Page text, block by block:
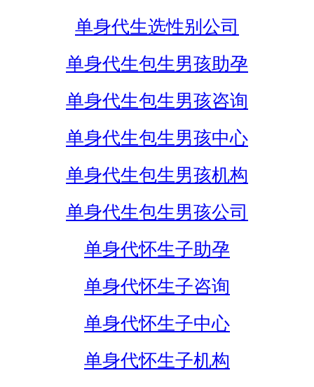
单身代生选性别公司
单身代生包生男孩助孕
单身代生包生男孩咨询
单身代生包生男孩中心
单身代生包生男孩机构
单身代生包生男孩公司
单身代怀生子助孕
单身代怀生子咨询
单身代怀生子中心
单身代怀生子机构